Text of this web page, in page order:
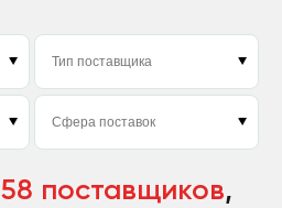
58 поставщиков,